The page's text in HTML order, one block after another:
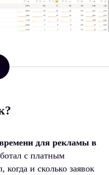
для рекламы в
с платным
и сколько заявок